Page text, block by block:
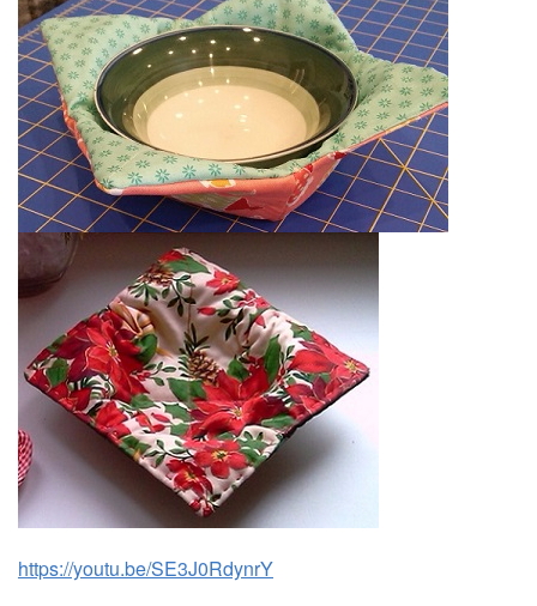
https://youtu.be/SE3J0RdynrY